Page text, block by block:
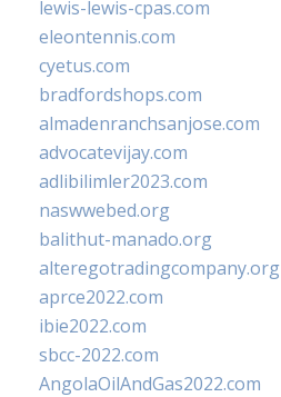
lewis-lewis-cpas.com
eleontennis.com
cyetus.com
bradfordshops.com
almadenranchsanjose.com
advocatevijay.com
adlibilimler2023.com
naswwebed.org
balithut-manado.org
alteregotradingcompany.org
aprce2022.com
ibie2022.com
sbcc-2022.com
AngolaOilAndGas2022.com